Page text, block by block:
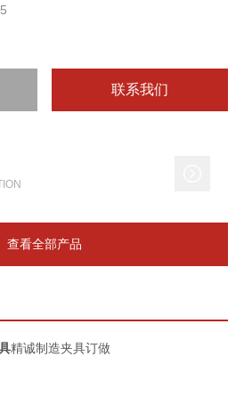
，撕裂等测试试验。
袜类和手套产品的弹珠冲破强力和扩
联系我们
查看全部产品
精诚制造夹具订做